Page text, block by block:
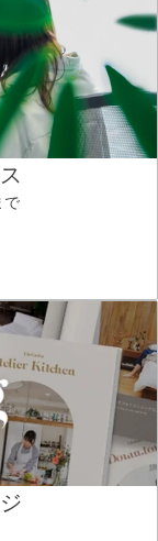
で